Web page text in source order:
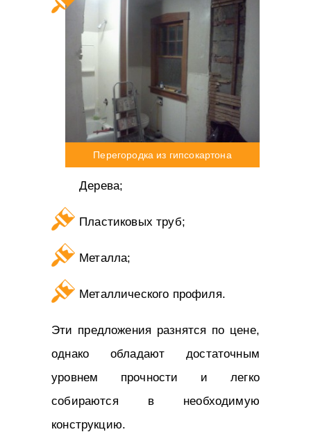
Перегородка из гипсокартона
Дерева;
Пластиковых труб;
Металла;
Металлического профиля.
Эти предложения разнятся по цене,
однако обладают достаточным
уровнем прочности и легко
собираются в необходимую
конструкцию.